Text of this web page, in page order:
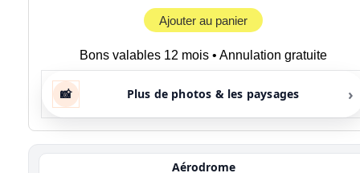
Ajouter au panier
Bons valables 12 mois • Annulation gratuite
📸 Plus de photos & les paysages ›
Aérodrome